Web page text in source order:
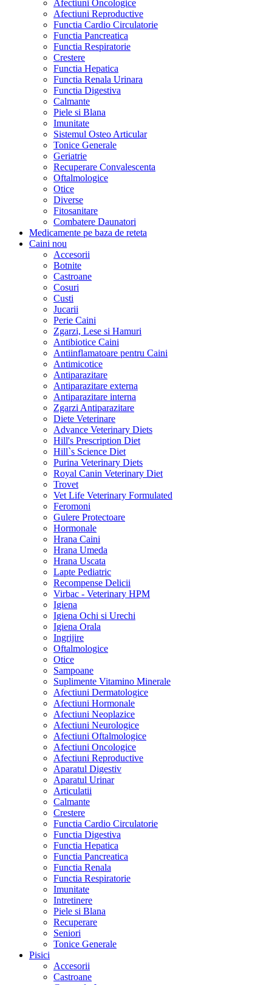
Afectiuni Oncologice
Afectiuni Reproductive
Functia Cardio Circulatorie
Functia Pancreatica
Functia Respiratorie
Crestere
Functia Hepatica
Functia Renala Urinara
Functia Digestiva
Calmante
Piele si Blana
Imunitate
Sistemul Osteo Articular
Tonice Generale
Geriatrie
Recuperare Convalescenta
Oftalmologice
Otice
Diverse
Fitosanitare
Combatere Daunatori
Medicamente pe baza de reteta
Caini nou
Accesorii
Botnite
Castroane
Cosuri
Custi
Jucarii
Perie Caini
Zgarzi, Lese si Hamuri
Antibiotice Caini
Antiinflamatoare pentru Caini
Antimicotice
Antiparazitare
Antiparazitare externa
Antiparazitare interna
Zgarzi Antiparazitare
Diete Veterinare
Advance Veterinary Diets
Hill's Prescription Diet
Hill`s Science Diet
Purina Veterinary Diets
Royal Canin Veterinary Diet
Trovet
Vet Life Veterinary Formulated
Feromoni
Gulere Protectoare
Hormonale
Hrana Caini
Hrana Umeda
Hrana Uscata
Lapte Pediatric
Recompense Delicii
Virbac - Veterinary HPM
Igiena
Igiena Ochi si Urechi
Igiena Orala
Ingrijire
Oftalmologice
Otice
Sampoane
Suplimente Vitamino Minerale
Afectiuni Dermatologice
Afectiuni Hormonale
Afectiuni Neoplazice
Afectiuni Neurologice
Afectiuni Oftalmologice
Afectiuni Oncologice
Afectiuni Reproductive
Aparatul Digestiv
Aparatul Urinar
Articulatii
Calmante
Crestere
Functia Cardio Circulatorie
Functia Digestiva
Functia Hepatica
Functia Pancreatica
Functia Renala
Functia Respiratorie
Imunitate
Intretinere
Piele si Blana
Recuperare
Seniori
Tonice Generale
Pisici
Accesorii
Castroane